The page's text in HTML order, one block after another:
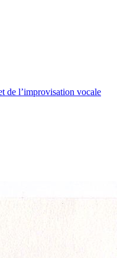
de l’improvisation vocale